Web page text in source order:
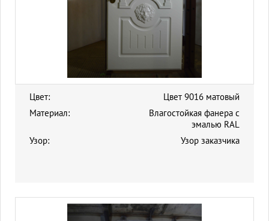
Цвет:
Цвет 9016 матовый
Материал:
Влагостойкая фанера с
эмалью RAL
Узор:
Узор заказчика